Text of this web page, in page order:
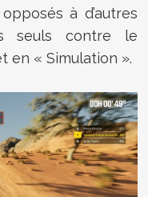
à d’autres
seuls contre le
en « Simulation ».